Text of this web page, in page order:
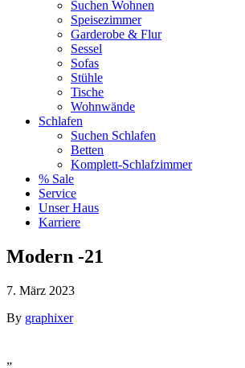
Suchen Wohnen
Speisezimmer
Garderobe & Flur
Sessel
Sofas
Stühle
Tische
Wohnwände
Schlafen
Suchen Schlafen
Betten
Komplett-Schlafzimmer
% Sale
Service
Unser Haus
Karriere
Modern -21
7. März 2023
By graphixer
„